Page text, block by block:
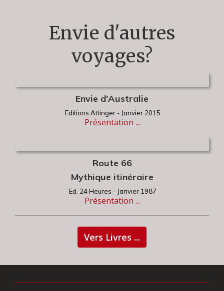
Envie d'autres
voyages?
Envie d'Australie
Editions Attinger - Janvier 2015
Présentation ...
Route 66
Mythique itinéraire
Ed. 24 Heures - Janvier 1987
Présentation ...
Vers Livres ...